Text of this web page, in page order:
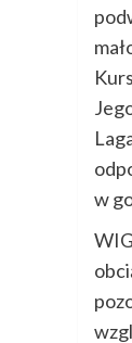
w